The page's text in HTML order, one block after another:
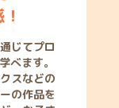
じてプロ
べます。
スなどの
の作品を